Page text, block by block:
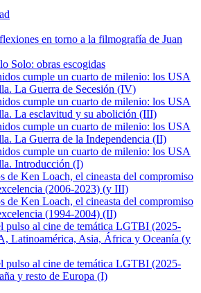
en torno a la filmografía de Juan
Solo: obras escogidas
cumple un cuarto de milenio: los USA
La Guerra de Secesión (IV)
cumple un cuarto de milenio: los USA
La esclavitud y su abolición (III)
cumple un cuarto de milenio: los USA
La Guerra de la Independencia (II)
cumple un cuarto de milenio: los USA
Introducción (I)
de Ken Loach, el cineasta del compromiso
(2006-2023) (y III)
de Ken Loach, el cineasta del compromiso
(1994-2004) (II)
pulso al cine de temática LGTBI (2025-
Latinoamérica, Asia, África y Oceanía (y
pulso al cine de temática LGTBI (2025-
y resto de Europa (I)